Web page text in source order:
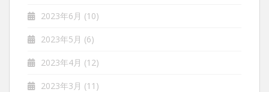
2023年6月 (10)
2023年5月 (6)
2023年4月 (12)
2023年3月 (11)